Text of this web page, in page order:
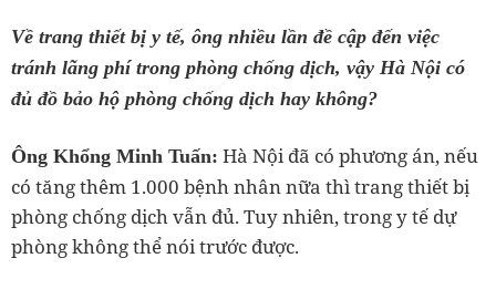
Về trang thiết bị y tế, ông nhiều lần đề cập đến việc
tránh lãng phí trong phòng chống dịch, vậy Hà Nội có
đủ đồ bảo hộ phòng chống dịch hay không?
Ông Khổng Minh Tuấn: Hà Nội đã có phương án, nếu
có tăng thêm 1.000 bệnh nhân nữa thì trang thiết bị
phòng chống dịch vẫn đủ. Tuy nhiên, trong y tế dự
phòng không thể nói trước được.